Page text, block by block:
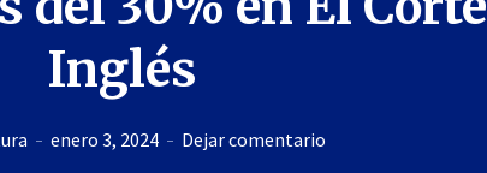
Inglés
enero 3, 2024 Dejar comentario